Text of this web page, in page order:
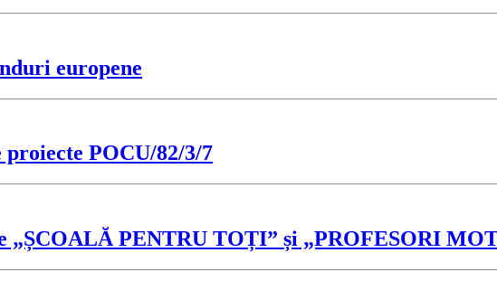
europene
POCU/82/3/7
PENTRU TOȚI” și „PROFESORI